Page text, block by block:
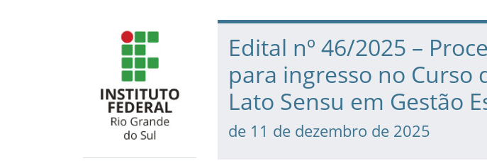
Início da navegação Início do conteúdo
Edital nº 46/2025 –
para ingresso no Curso
Lato Sensu em Gestão
de 11 de dezembro de 2025